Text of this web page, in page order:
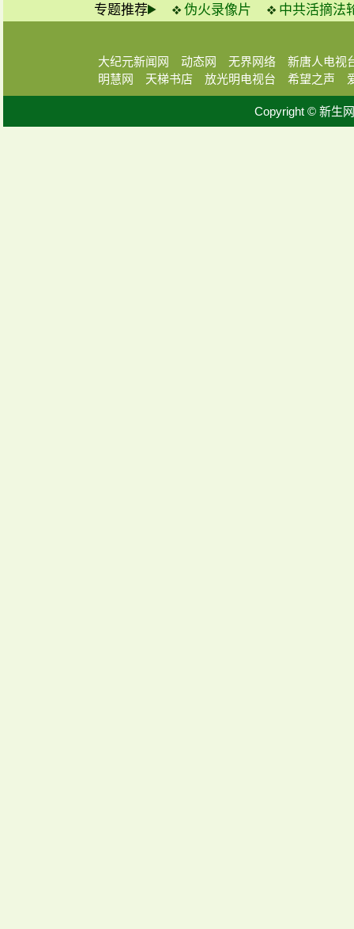
专题推荐 伪火录像片 中共活摘法
大纪元新闻网 动态网 无界网络
新唐人电视
明慧网
天梯书店 放光明电视台 希望之声
Copyright © 新生